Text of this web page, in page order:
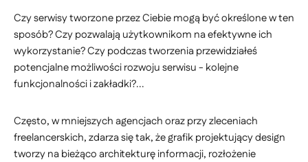
Czy serwisy tworzone przez Ciebie mogą być określone w ten
sposób? Czy pozwalają użytkownikom na efektywne ich
wykorzystanie? Czy podczas tworzenia przewidziałeś
potencjalne możliwości rozwoju serwisu - kolejne
funkcjonalności i zakładki?...
Często, w mniejszych agencjach oraz przy zleceniach
freelancerskich, zdarza się tak, że grafik projektujący design
tworzy na bieżąco architekturę informacji, rozłożenie